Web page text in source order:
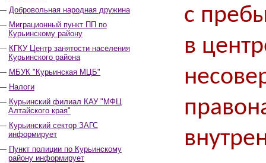
Добровольная народная дружина
Миграционный пункт ПП по
Курьинскому району
КГКУ Центр занятости населения
Курьинского района
МБУК "Курьинская МЦБ"
Налоги
Курьинский филиал КАУ "МФЦ
Алтайского края"
Курьинский сектор ЗАГС
информирует
Пункт полиции по Курьинскому
району информирует
с
в